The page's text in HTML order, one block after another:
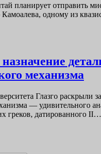
планирует отправить
одному из
механизма
Глазго раскрыли
— удивительного
греков, датированного II…